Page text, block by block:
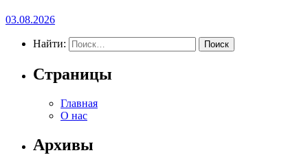
03.08.2026
Найти:
Страницы
Главная
О нас
Архивы